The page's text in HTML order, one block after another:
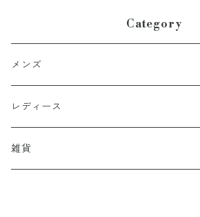
Category
メンズ
アウター
トップス
レディース
アウター
雑貨